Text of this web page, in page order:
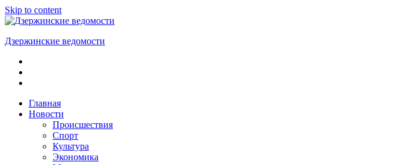
Skip to content
Дзержинские ведомости
ОБЩЕСТВЕННО-
ПОЛИТИЧЕСКАЯ
ГАЗЕТАГлавная
Новости
Происшествия
Спорт
Культура
Экономика